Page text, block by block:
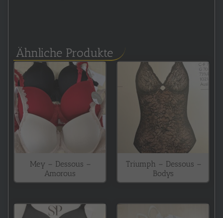
Ähnliche Produkte
Mey – Dessous –
Amorous
Triumph – Dessous –
Bodys